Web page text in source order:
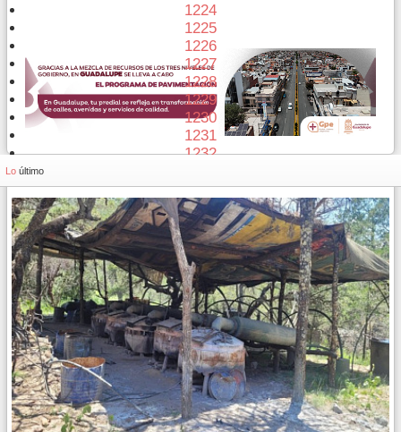
1224
1225
1226
1227
1228
1229
1230
1231
1232
Lo último